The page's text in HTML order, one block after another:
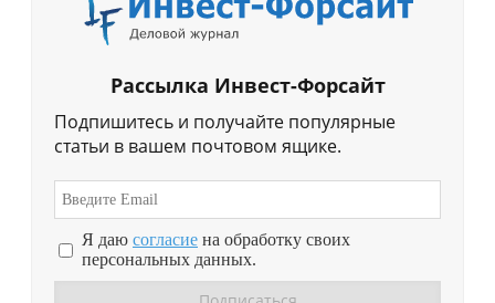
Рассылка Инвест-Форсайт
Подпишитесь и получайте популярные
статьи в вашем почтовом ящике.
Я даю согласие на обработку своих
персональных данных.